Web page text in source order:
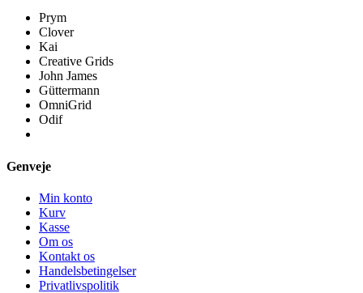
Prym
Clover
Kai
Creative Grids
John James
Güttermann
OmniGrid
Odif
Genveje
Min konto
Kurv
Kasse
Om os
Kontakt os
Handelsbetingelser
Privatlivspolitik